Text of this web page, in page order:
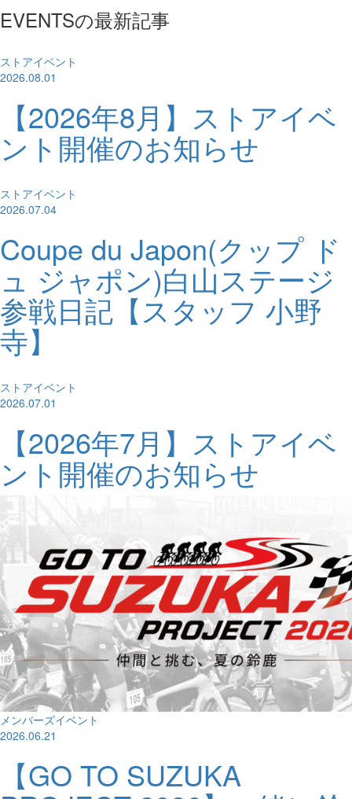
EVENTSの最新記事
ストアイベント
2026.08.01
【2026年8月】ストアイベ
ント開催のお知らせ
ストアイベント
2026.07.04
Coupe du Japon(クップ ド
ュ ジャポン)白山ステージ
参戦日記【スタッフ 小野
寺】
ストアイベント
2026.07.01
【2026年7月】ストアイベ
ント開催のお知らせ
メンバーズイベント
2026.06.21
【GO TO SUZUKA